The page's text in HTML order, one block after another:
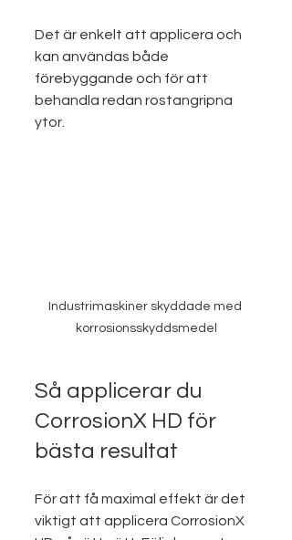
Det är enkelt att applicera och
kan användas både
förebyggande och för att
behandla redan rostangripna
ytor.
Industrimaskiner skyddade med
korrosionsskyddsmedel
Så applicerar du
CorrosionX HD för
bästa resultat
För att få maximal effekt är det
viktigt att applicera CorrosionX